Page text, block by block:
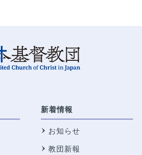
新着情報
お知らせ
教団新報